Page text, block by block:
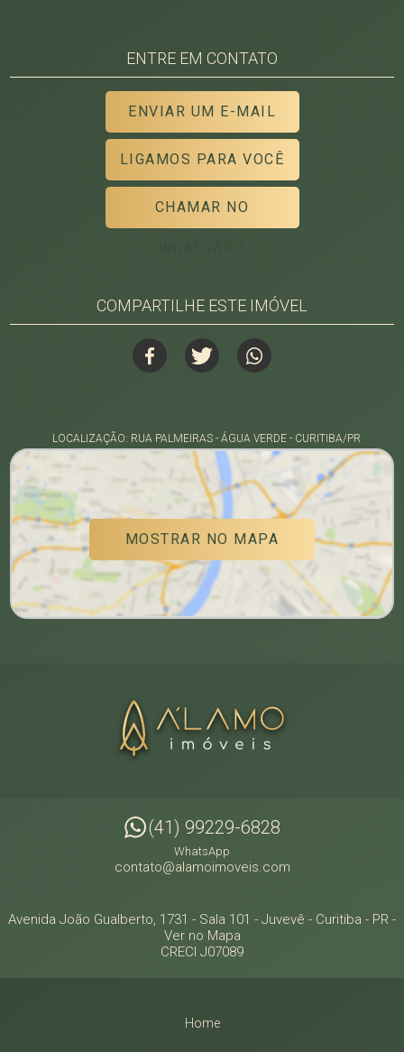
ENTRE EM CONTATO
ENVIAR UM E-MAIL
LIGAMOS PARA VOCÊ
CHAMAR NO
COMPARTILHE ESTE IMÓVEL
LOCALIZAÇÃO: RUA PALMEIRAS - ÁGUA VERDE - CURITIBA/PR
MOSTRAR NO MAPA
(41) 99229-6828
WhatsApp
contato@alamoimoveis.com
Avenida João Gualberto, 1731 - Sala 101 - Juvevê - Curitiba - PR -
Ver no Mapa
CRECI J07089
Home